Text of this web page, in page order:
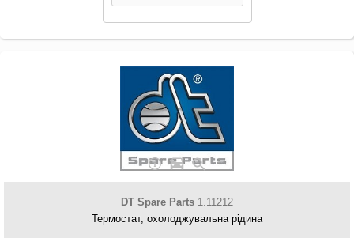
DT Spare Parts 1.11212
Термостат, охолоджувальна рідина